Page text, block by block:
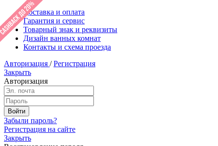
Доставка и оплата
Гарантия и сервис
Товарный знак и реквизиты
Дизайн ванных комнат
Контакты и схема проезда
Авторизация / Регистрация
Закрыть
Авторизация
Забыли пароль?
Регистрация на сайте
Закрыть